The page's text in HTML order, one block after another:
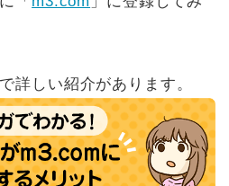
詳しい紹介があります。